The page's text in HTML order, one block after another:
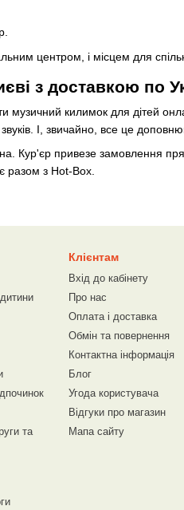
центром, і місцем для
з доставкою по
килимок для дітей
І, звичайно, все це
Кур'єр привезе замовлення
разом з Hot-Box.
та
Клієнтам
Вхід до кабінету
Про нас
Оплата і доставка
Обмін та повернення
Контактна інформація
Блог
Угода користувача
Відгуки про магазин
Мапа сайту